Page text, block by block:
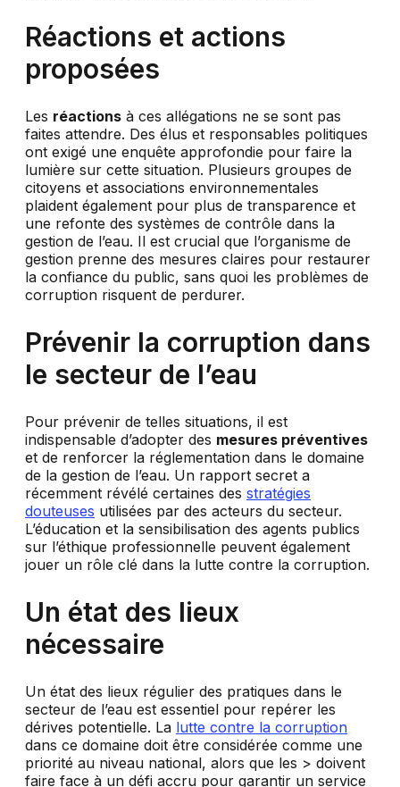
Réactions et actions
proposées
Les réactions à ces allégations ne se sont pas
faites attendre. Des élus et responsables politiques
ont exigé une enquête approfondie pour faire la
lumière sur cette situation. Plusieurs groupes de
citoyens et associations environnementales
plaident également pour plus de transparence et
une refonte des systèmes de contrôle dans la
gestion de l’eau. Il est crucial que l’organisme de
gestion prenne des mesures claires pour restaurer
la confiance du public, sans quoi les problèmes de
corruption risquent de perdurer.
Prévenir la corruption dans
le secteur de l’eau
Pour prévenir de telles situations, il est
indispensable d’adopter des mesures préventives
et de renforcer la réglementation dans le domaine
de la gestion de l’eau. Un rapport secret a
récemment révélé certaines des stratégies
douteuses utilisées par des acteurs du secteur.
L’éducation et la sensibilisation des agents publics
sur l’éthique professionnelle peuvent également
jouer un rôle clé dans la lutte contre la corruption.
Un état des lieux
nécessaire
Un état des lieux régulier des pratiques dans le
secteur de l’eau est essentiel pour repérer les
dérives potentielle. La lutte contre la corruption
dans ce domaine doit être considérée comme une
priorité au niveau national, alors que les > doivent
faire face à un défi accru pour garantir un service